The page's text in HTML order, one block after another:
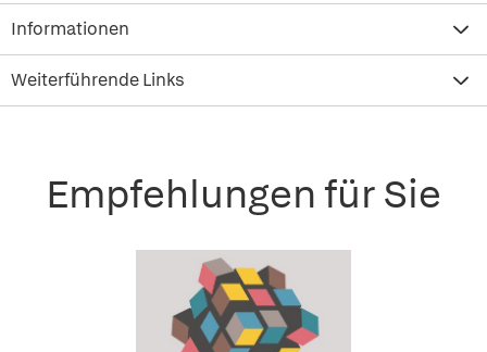
Informationen
Weiterführende Links
Empfehlungen für Sie